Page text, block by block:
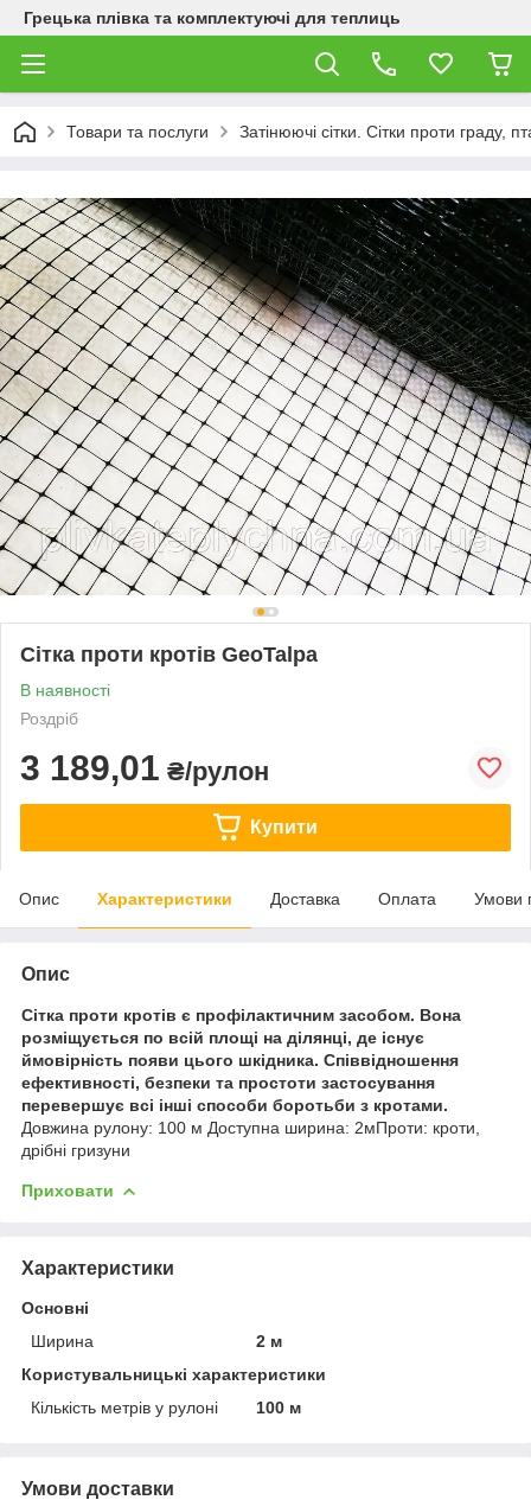
Грецька плівка та комплектуючі для теплиць
Товари та послуги Затінюючі сітки. Сітки проти граду,
Сітка проти кротів GeoTalpa
В наявності
Роздріб
3 189,01 ₴/рулон
Купити
Опис Характеристики Доставка Оплата Умови
Опис
Сітка проти кротів є профілактичним засобом. Вона
розміщується по всій площі на ділянці, де існує
ймовірність появи цього шкідника. Співвідношення
ефективності, безпеки та простоти застосування
перевершує всі інші способи боротьби з кротами.
Довжина рулону: 100 м Доступна ширина: 2м ​​​​​​​Проти: кроти,
дрібні гризуни
Приховати
Характеристики
Основні
Ширина
2 м
Користувальницькі характеристики
Кількість метрів у рулоні
100 м
Умови доставки